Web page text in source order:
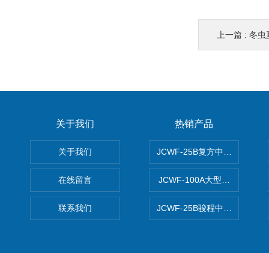
上一篇 : 冬虫
关于我们
关于我们
在线留言
联系我们
热销产品
JCWF-25B复方中药材超微粉
JCWF-100A大型中药材超微
JCWF-25B骏程中草药超细粉